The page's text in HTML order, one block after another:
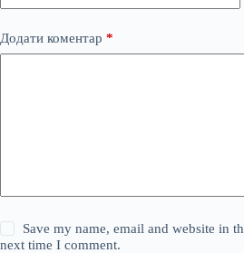
Додати коментар *
Save my name, email and website in
next time I comment.